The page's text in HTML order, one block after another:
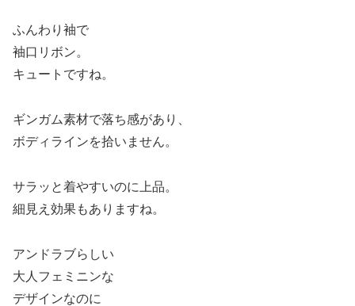
ふんわり袖で
袖口リボン。
キュートですね。
ギンガム素材で落ち感があり、
ボディラインを拾いません。
サラッと着やすいのに上品。
細見え効果もありますね。
アンドラブらしい
大人フェミニンな
デザインなのに